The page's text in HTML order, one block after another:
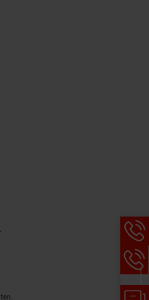
Chat-